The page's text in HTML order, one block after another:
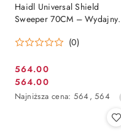
Haidl Universal Shield
Sweeper 70CM – Wydajny
powierzchni
(0)
Cena
promocyjna:
564.00
Cena
promocyjna:
564.00
Najniższa
Najniższa cena: 564, 564